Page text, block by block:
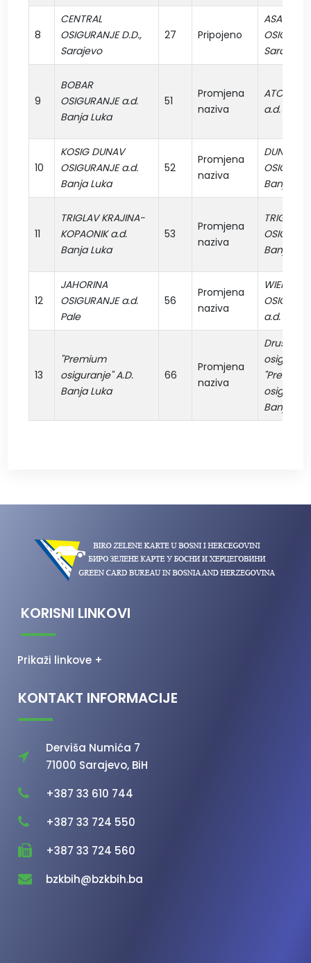
8
CENTRAL
OSIGURANJE D.D.,
Sarajevo
27 Pripojeno
ASA
Sarajevo
9
BOBAR
OSIGURANJE a.d.
Banja Luka
51
Promjena
naziva
ATOS
a.d.
10
KOSIG DUNAV
OSIGURANJE a.d.
Banja Luka
52
Promjena
naziva
DUNAV
Banja
11
TRIGLAV KRAJINA-
KOPAONIK a.d.
Banja Luka
53
Promjena
naziva
TRIGLAV
Banja
12
JAHORINA
OSIGURANJE a.d.
Pale
56
Promjena
naziva
WIENER
a.d.
13
"Premium
osiguranje" A.D.
Banja Luka
66
Promjena
naziva
Društvo
"Premium
Banja
KORISNI LINKOVI
Prikaži linkove +
KONTAKT INFORMACIJE
Derviša Numića 7
71000 Sarajevo, BiH
+387 33 610 744
+387 33 724 550
+387 33 724 560
bzkbih@bzkbih.ba